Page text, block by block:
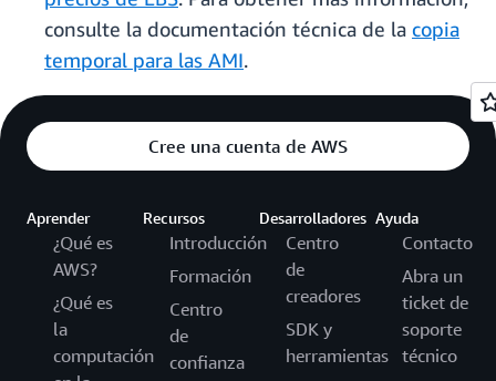
consulte la documentación técnica de la copia
temporal para las AMI.
Cree una cuenta de AWS
Aprender
¿Qué es
AWS?
¿Qué es
la
computación
Recursos
Introducción
Formación
Centro
de
confianza
Desarrolladores
Centro
de
creadores
SDK y
herramientas
Ayuda
Contacto
Abra un
ticket de
soporte
técnico